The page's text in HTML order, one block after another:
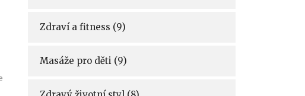
Zdraví a fitness (9)
Masáže pro děti (9)